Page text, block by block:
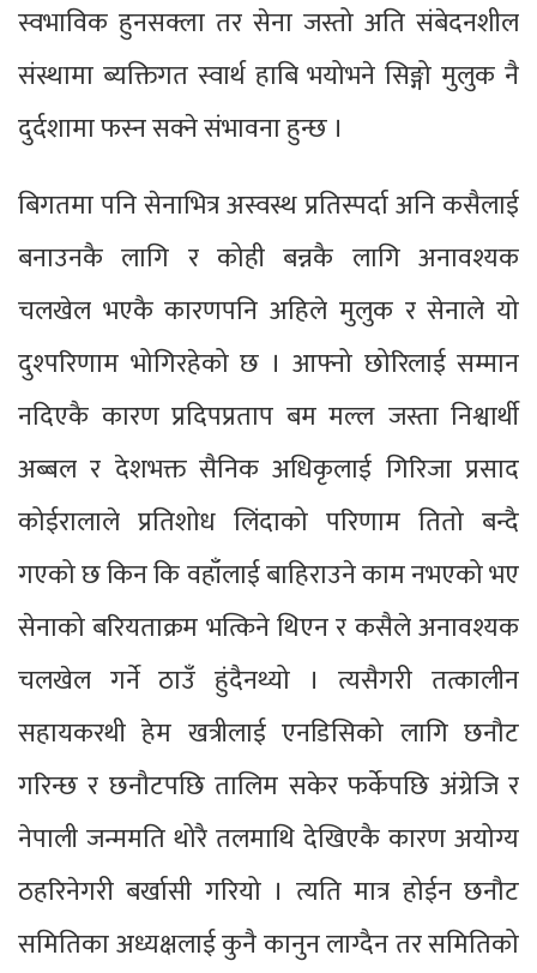
स्वभाविक हुनसक्ला तर सेना जस्तो अति संबेदनशील
संस्थामा ब्यक्तिगत स्वार्थ हाबि भयोभने सिङ्गो मुलुक नै
दुर्दशामा फस्न सक्ने संभावना हुन्छ ।
बिगतमा पनि सेनाभित्र अस्वस्थ प्रतिस्पर्दा अनि कसैलाई
बनाउनकै लागि र कोही बन्नकै लागि अनावश्यक
चलखेल भएकै कारणपनि अहिले मुलुक र सेनाले यो
दुश्परिणाम भोगिरहेको छ । आफ्नो छोरिलाई सम्मान
नदिएकै कारण प्रदिपप्रताप बम मल्ल जस्ता निश्वार्थी
अब्बल र देशभक्त सैनिक अधिकृलाई गिरिजा प्रसाद
कोईरालाले प्रतिशोध लिंदाको परिणाम तितो बन्दै
गएको छ किन कि वहाँलाई बाहिराउने काम नभएको भए
सेनाको बरियताक्रम भत्किने थिएन र कसैले अनावश्यक
चलखेल गर्ने ठाउँ हुंदैनथ्यो । त्यसैगरी तत्कालीन
सहायकरथी हेम खत्रीलाई एनडिसिको लागि छनौट
गरिन्छ र छनौटपछि तालिम सकेर फर्केपछि अंग्रेजि र
नेपाली जन्ममति थोरै तलमाथि देखिएकै कारण अयोग्य
ठहरिनेगरी बर्खासी गरियो । त्यति मात्र होईन छनौट
समितिका अध्यक्षलाई कुनै कानुन लाग्दैन तर समितिको